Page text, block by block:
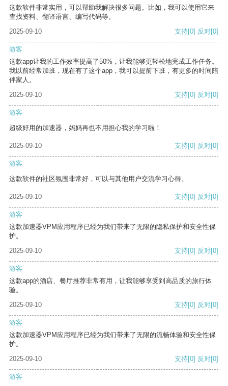
这款软件非常实用，可以帮助我解决很多问题。比如，我可以使用它来
查找资料、翻译语言、编写代码等。
2025-09-10
支持[0] 反对[0]
游客
这款app让我的工作效率提高了50%，让我能够更轻松地完成工作任务。
我以前经常加班，现在有了这个app，我可以提前下班，有更多的时间陪
伴家人。
2025-09-10
支持[0] 反对[0]
游客
超级好用的加速器，妈妈再也不用担心我的学习啦！
2025-09-10 支持[0] 反对[0]
游客
这款软件的社区氛围非常好，可以与其他用户交流学习心得。
2025-09-10 支持[0] 反对[0]
游客
这款加速器VPM应用程序已经为我们带来了无限的隐私保护和安全性保
护。
2025-09-10
支持[0] 反对[0]
游客
这款app的酒店、餐厅推荐非常有用，让我能够享受到高品质的旅行体
验。
2025-09-10
支持[0] 反对[0]
游客
这款加速器VPM应用程序已经为我们带来了无限的流畅体验和安全性保
护。
2025-09-10
支持[0] 反对[0]
游客